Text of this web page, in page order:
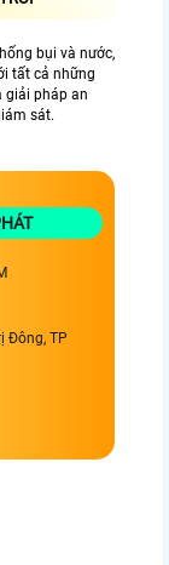
bụi và nước,
tất cả những
giải pháp an
sát.
Đông, TP